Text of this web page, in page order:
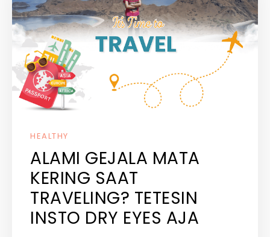
HEALTHY
ALAMI GEJALA MATA
KERING SAAT
TRAVELING? TETESIN
INSTO DRY EYES AJA